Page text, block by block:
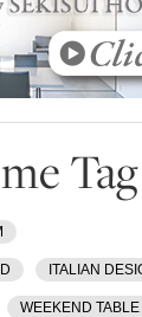
Tag
ITALIAN
WEEKEND TABLE